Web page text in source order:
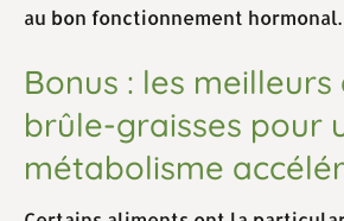
au bon fonctionnement hormonal.
Bonus : les
brûle-graisses pour
métabolisme